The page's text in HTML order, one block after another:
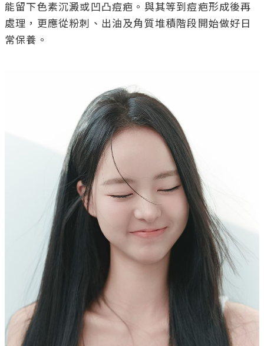
能留下色素沉澱或凹凸痘疤。與其等到痘疤形成後再
處理，更應從粉刺、出油及角質堆積階段開始做好日
常保養。